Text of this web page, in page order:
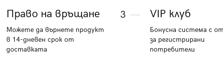
Право на връщане
Можете да върнете продукт
в 14-дневен срок от
доставката
3 VIP клуб
Бонусна система с
за регистрирани
потребители